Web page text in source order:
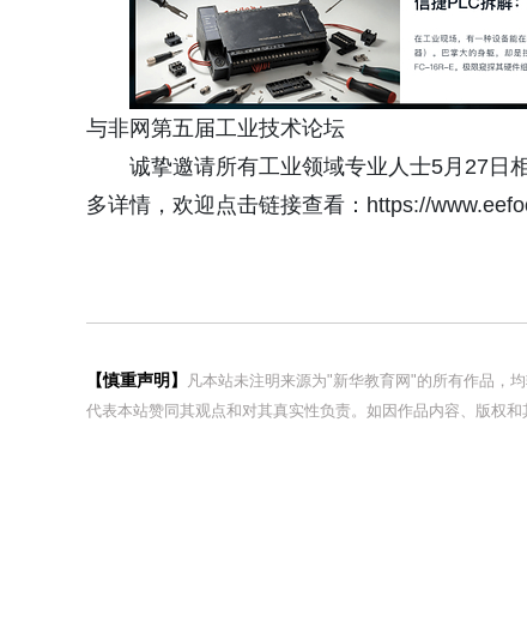
与非网第五届工业技术论坛
诚挚邀请所有工业领域专业人士5月27日
多详情，欢迎点击链接查看：https://
【慎重声明】
凡本站未注明来源为"新华教育网"的所有作品，
代表本站赞同其观点和对其真实性负责。如因作品内容、版权